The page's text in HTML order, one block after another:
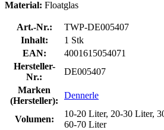
Material: Floatglas
Art.-Nr.:
TWP-DE005407
Inhalt:
1 Stk
EAN:
4001615054071
Hersteller-
Nr.:
DE005407
Marken
(Hersteller):
Dennerle
Volumen:
10-20 Liter, 20-30 Liter,
60-70 Liter